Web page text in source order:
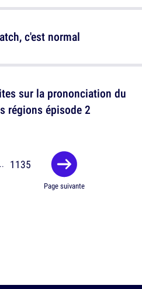
c'est normal
sur la prononciation du
régions épisode 2
1135
Page suivante